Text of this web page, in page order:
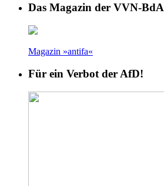
Das Magazin der VVN-BdA
Magazin »antifa«
Für ein Verbot der AfD!